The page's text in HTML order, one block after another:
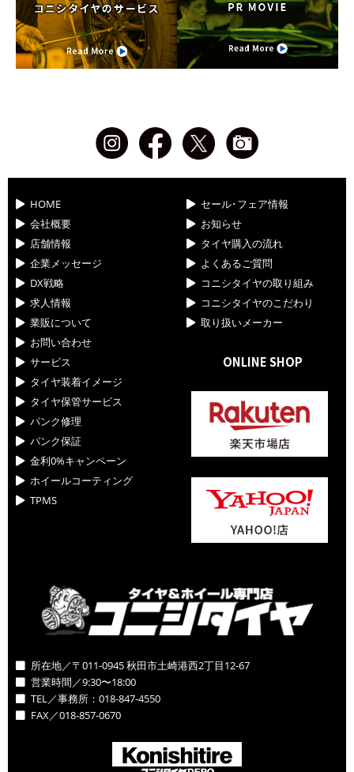
HOME
会社概要
店舗情報
企業メッセージ
DX戦略
求人情報
業販について
お問い合わせ
セール･フェア情報
お知らせ
タイヤ購入の流れ
よくあるご質問
コニシタイヤの取り組み
コニシタイヤのこだわり
取り扱いメーカー
サービス
タイヤ装着イメージ
タイヤ保管サービス
パンク修理
パンク保証
金利0%キャンペーン
ホイールコーティング
TPMS
ONLINE SHOP
所在地／〒011-0945 秋田市土崎港西2丁目12-67
営業時間／9:30〜18:00
TEL／事務所：018-847-4550
FAX／018-857-0670